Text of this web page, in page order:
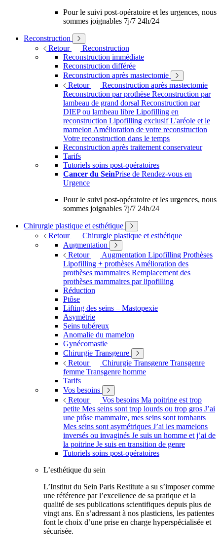
Pour le suivi post-opératoire et les urgences, nous
sommes joignables 7j/7 24h/24
Reconstruction
Retour
Reconstruction
Reconstruction immédiate
Reconstruction différée
Reconstruction après mastectomie
Retour
Reconstruction après mastectomie
Reconstruction par prothèse Reconstruction par
lambeau de grand dorsal Reconstruction par
DIEP ou lambeau libre Lipofilling en
reconstruction Lipofilling exclusifL'aréole et le
mamelon Amélioration de votre reconstruction
Votre reconstruction dans le temps
Reconstruction après traitement conservateur
Tarifs
Tutoriels soins post-opératoires
Cancer du SeinPrise de Rendez-vous en
Urgence
Pour le suivi post-opératoire et les urgences, nous
sommes joignables 7j/7 24h/24
Chirurgie plastique et esthétique
Retour
Chirurgie plastique et esthétique
Augmentation
Retour
Augmentation Lipofilling Prothèses
Lipofilling + prothèses Amélioration des
prothèses mammaires Remplacement des
prothèses mammaires par lipofilling
Réduction
Ptôse
Lifting des seins – Mastopexie
Asymétrie
Seins tubéreux
Anomalie du mamelon
Gynécomastie
Chirurgie Transgenre
Retour
Chirurgie Transgenre Transgenre
femme Transgenre homme
Tarifs
Vos besoins
Retour
Vos besoins Ma poitrine est trop
petite Mes seins sont trop lourds ou trop gros J’ai
une ptôse mammaire, mes seins sont tombants
Mes seins sont asymétriques J’ai les mamelons
inversés ou invaginés Je suis un homme et j’ai de
la poitrine Je suis en transition de genre
Tutoriels soins post-opératoires
L’esthétique du sein
L’Institut du Sein Paris Restitute a su s’imposer comme
une référence par l’excellence de sa pratique et la
qualité de ses publications scientifiques depuis plus de
vingt ans. En s’adressant à nos plasticiens, les patientes
font le choix d’une prise en charge hyperspécialisée et
sécurisée.